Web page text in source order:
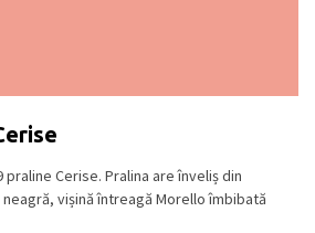
praline Cerise. Pralina are înveliș din
vișină întreagă Morello îmbibată